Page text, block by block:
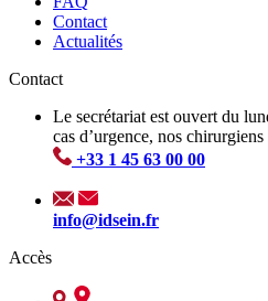
Contact
Actualités
Contact
Le secrétariat est ouvert du
cas d’urgence, nos
+33 1 45 63 00 00
info@idsein.fr
Accès